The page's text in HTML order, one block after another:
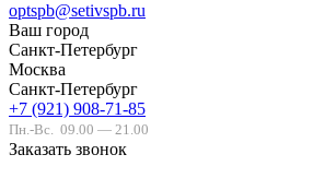
optspb@setivspb.ru
Ваш город
Санкт-Петербург
Москва
Санкт-Петербург
+7 (921) 908-71-85
Пн.-Вс. 09.00 — 21.00
Заказать звонок